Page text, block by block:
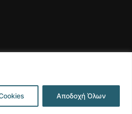
Αποδοχή Όλων